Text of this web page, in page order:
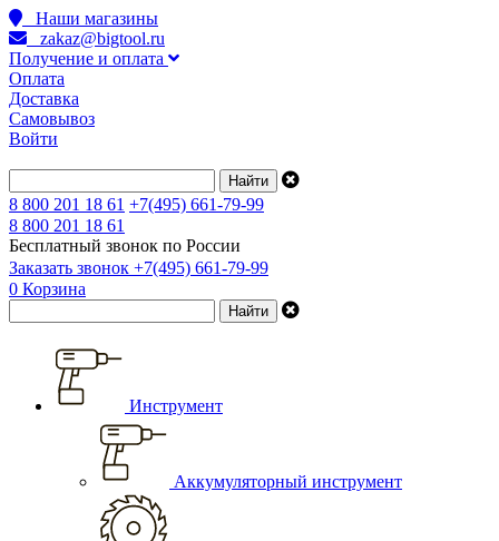
Наши магазины
zakaz@bigtool.ru
Получение и оплата
Оплата
Доставка
Самовывоз
Войти
8 800 201 18 61 +7(495) 661-79-99
8 800 201 18 61
Бесплатный звонок по России
Заказать звонок +7(495) 661-79-99
0 Корзина
Инструмент
Аккумуляторный инструмент